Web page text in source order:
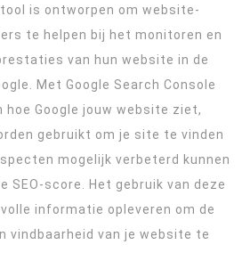
is ontworpen om website-
te helpen bij het monitoren en
van hun website in de
Met Google Search Console
hoe Google jouw website ziet,
gebruikt om je site te vinden
mogelijk verbeterd kunnen
SEO-score. Het gebruik van deze
informatie opleveren om de
vindbaarheid van je website te